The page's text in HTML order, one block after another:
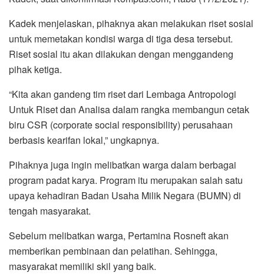
Kadek menjelaskan, pihaknya akan melakukan riset sosial
untuk memetakan kondisi warga di tiga desa tersebut.
Riset sosial itu akan dilakukan dengan menggandeng
pihak ketiga.
“Kita akan gandeng tim riset dari Lembaga Antropologi
Untuk Riset dan Analisa dalam rangka membangun cetak
biru CSR (corporate social responsibility) perusahaan
berbasis kearifan lokal,” ungkapnya.
Pihaknya juga ingin melibatkan warga dalam berbagai
program padat karya. Program itu merupakan salah satu
upaya kehadiran Badan Usaha Milik Negara (BUMN) di
tengah masyarakat.
Sebelum melibatkan warga, Pertamina Rosneft akan
memberikan pembinaan dan pelatihan. Sehingga,
masyarakat memiliki skil yang baik.